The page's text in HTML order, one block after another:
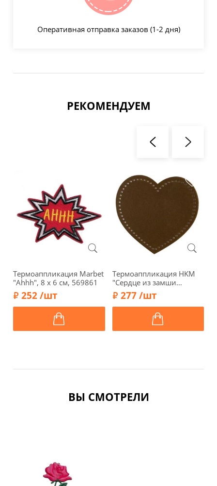
Оперативная отправка заказов (1-2 дня)
РЕКОМЕНДУЕМ
Термоаппликация Marbet
"Ahhh", 8 х 6 см, 569861
252 /шт
Термоаппликация HKM
"Сердце из замши
коричневое", 6,4 х 6,0 см,
43153
277 /шт
ВЫ СМОТРЕЛИ